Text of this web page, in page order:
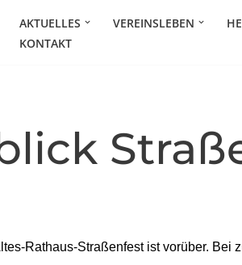
AKTUELLES VEREINSLEBEN
KONTAKT
Rathaus-Straßenfest ist vorüber. Bei